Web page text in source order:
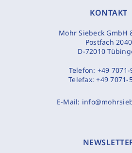
KONTAKT
Mohr Siebeck GmbH
Postfach 2040
D-72010
Telefon: +49 7071-
Telefax:+49 7071-
E-Mail: